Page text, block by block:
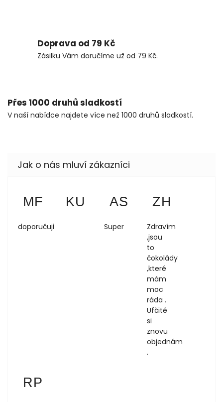
Doprava od 79 Kč
Zásilku Vám doručíme už od 79 Kč.
Přes 1000 druhů sladkostí
V naší nabídce najdete více než 1000 druhů sladkostí.
MF
doporučuji
KU AS
Super
ZH
Zdravím
,jsou
to
čokolády
,které
màm
moc
ráda .
Ufčitě
si
znovu
objednám
.
RP